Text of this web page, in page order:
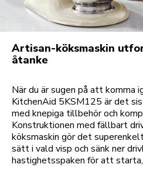
Artisan-köksmaskin
åtanke
När du är sugen på att komma
KitchenAid 5KSM125 är det
med knepiga tillbehör och
Konstruktionen med fällbart
köksmaskin gör det
sätt i vald visp och sänk ner
hastighetsspaken för att